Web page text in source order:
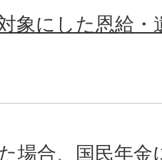
象にした恩給
場合、国民年